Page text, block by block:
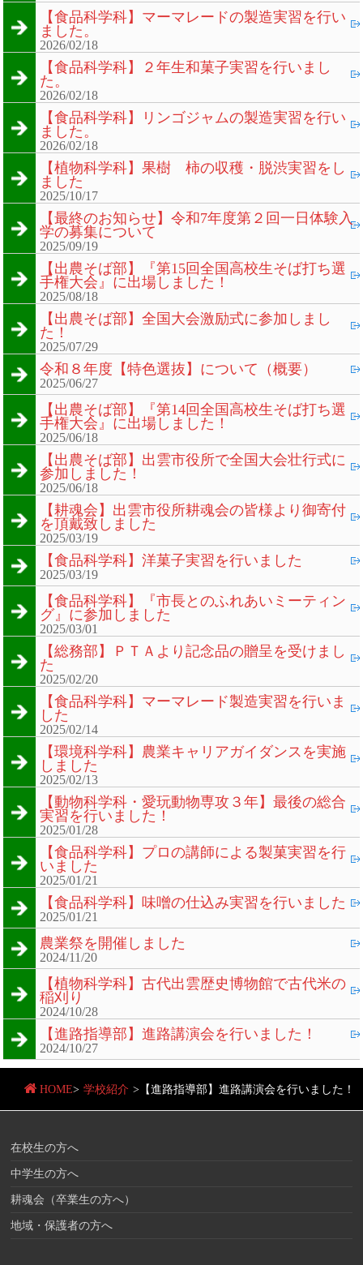
【食品科学科】マーマレードの製造実習を行い
ました。
2026/02/18
【食品科学科】２年生和菓子実習を行いまし
た。
2026/02/18
【食品科学科】リンゴジャムの製造実習を行い
ました。
2026/02/18
【植物科学科】果樹 柿の収穫・脱渋実習をし
ました
2025/10/17
【最終のお知らせ】令和7年度第２回一日体験入
学の募集について
2025/09/19
【出農そば部】『第15回全国高校生そば打ち選
手権大会』に出場しました！
2025/08/18
【出農そば部】全国大会激励式に参加しまし
た！
2025/07/29
令和８年度【特色選抜】について（概要）
2025/06/27
【出農そば部】『第14回全国高校生そば打ち選
手権大会』に出場しました！
2025/06/18
【出農そば部】出雲市役所で全国大会壮行式に
参加しました！
2025/06/18
【耕魂会】出雲市役所耕魂会の皆様より御寄付
を頂戴致しました
2025/03/19
【食品科学科】洋菓子実習を行いました
2025/03/19
【食品科学科】『市長とのふれあいミーティン
グ』に参加しました
2025/03/01
【総務部】ＰＴＡより記念品の贈呈を受けまし
た
2025/02/20
【食品科学科】マーマレード製造実習を行いま
した
2025/02/14
【環境科学科】農業キャリアガイダンスを実施
しました
2025/02/13
【動物科学科・愛玩動物専攻３年】最後の総合
実習を行いました！
2025/01/28
【食品科学科】プロの講師による製菓実習を行
いました
2025/01/21
【食品科学科】味噌の仕込み実習を行いました
2025/01/21
農業祭を開催しました
2024/11/20
【植物科学科】古代出雲歴史博物館で古代米の
稲刈り
2024/10/28
【進路指導部】進路講演会を行いました！
2024/10/27
HOME> 学校紹介 > 【進路指導部】進路講演会を行いました！
在校生の方へ
中学生の方へ
耕魂会（卒業生の方へ）
地域・保護者の方へ